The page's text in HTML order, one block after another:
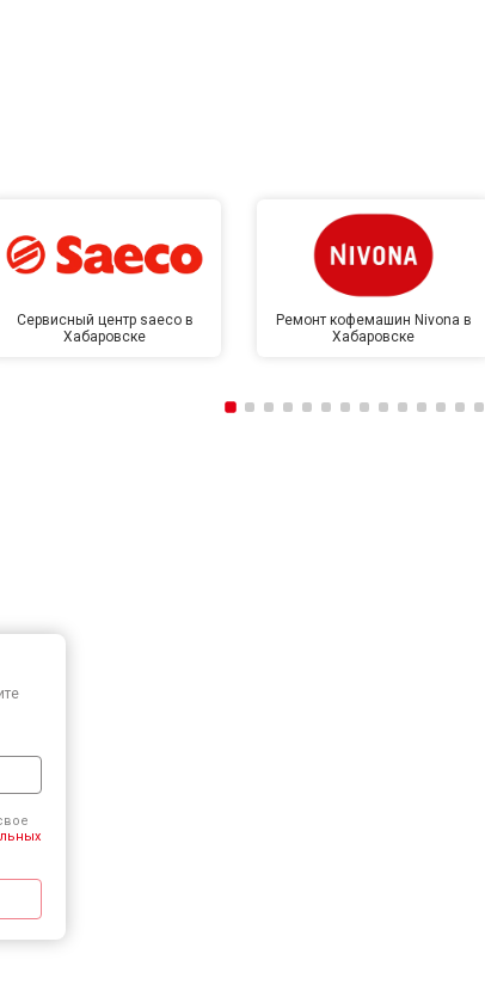
Сервисный центр saeco в
Хабаровске
Ремонт кофемашин Nivona в
Хабаровске